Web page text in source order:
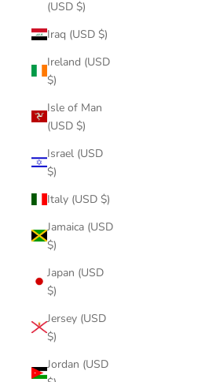
(USD $)
Iraq (USD $)
Ireland (USD
$)
Isle of Man
(USD $)
Israel (USD
$)
Italy (USD $)
Jamaica (USD
$)
Japan (USD
$)
Jersey (USD
$)
Jordan (USD